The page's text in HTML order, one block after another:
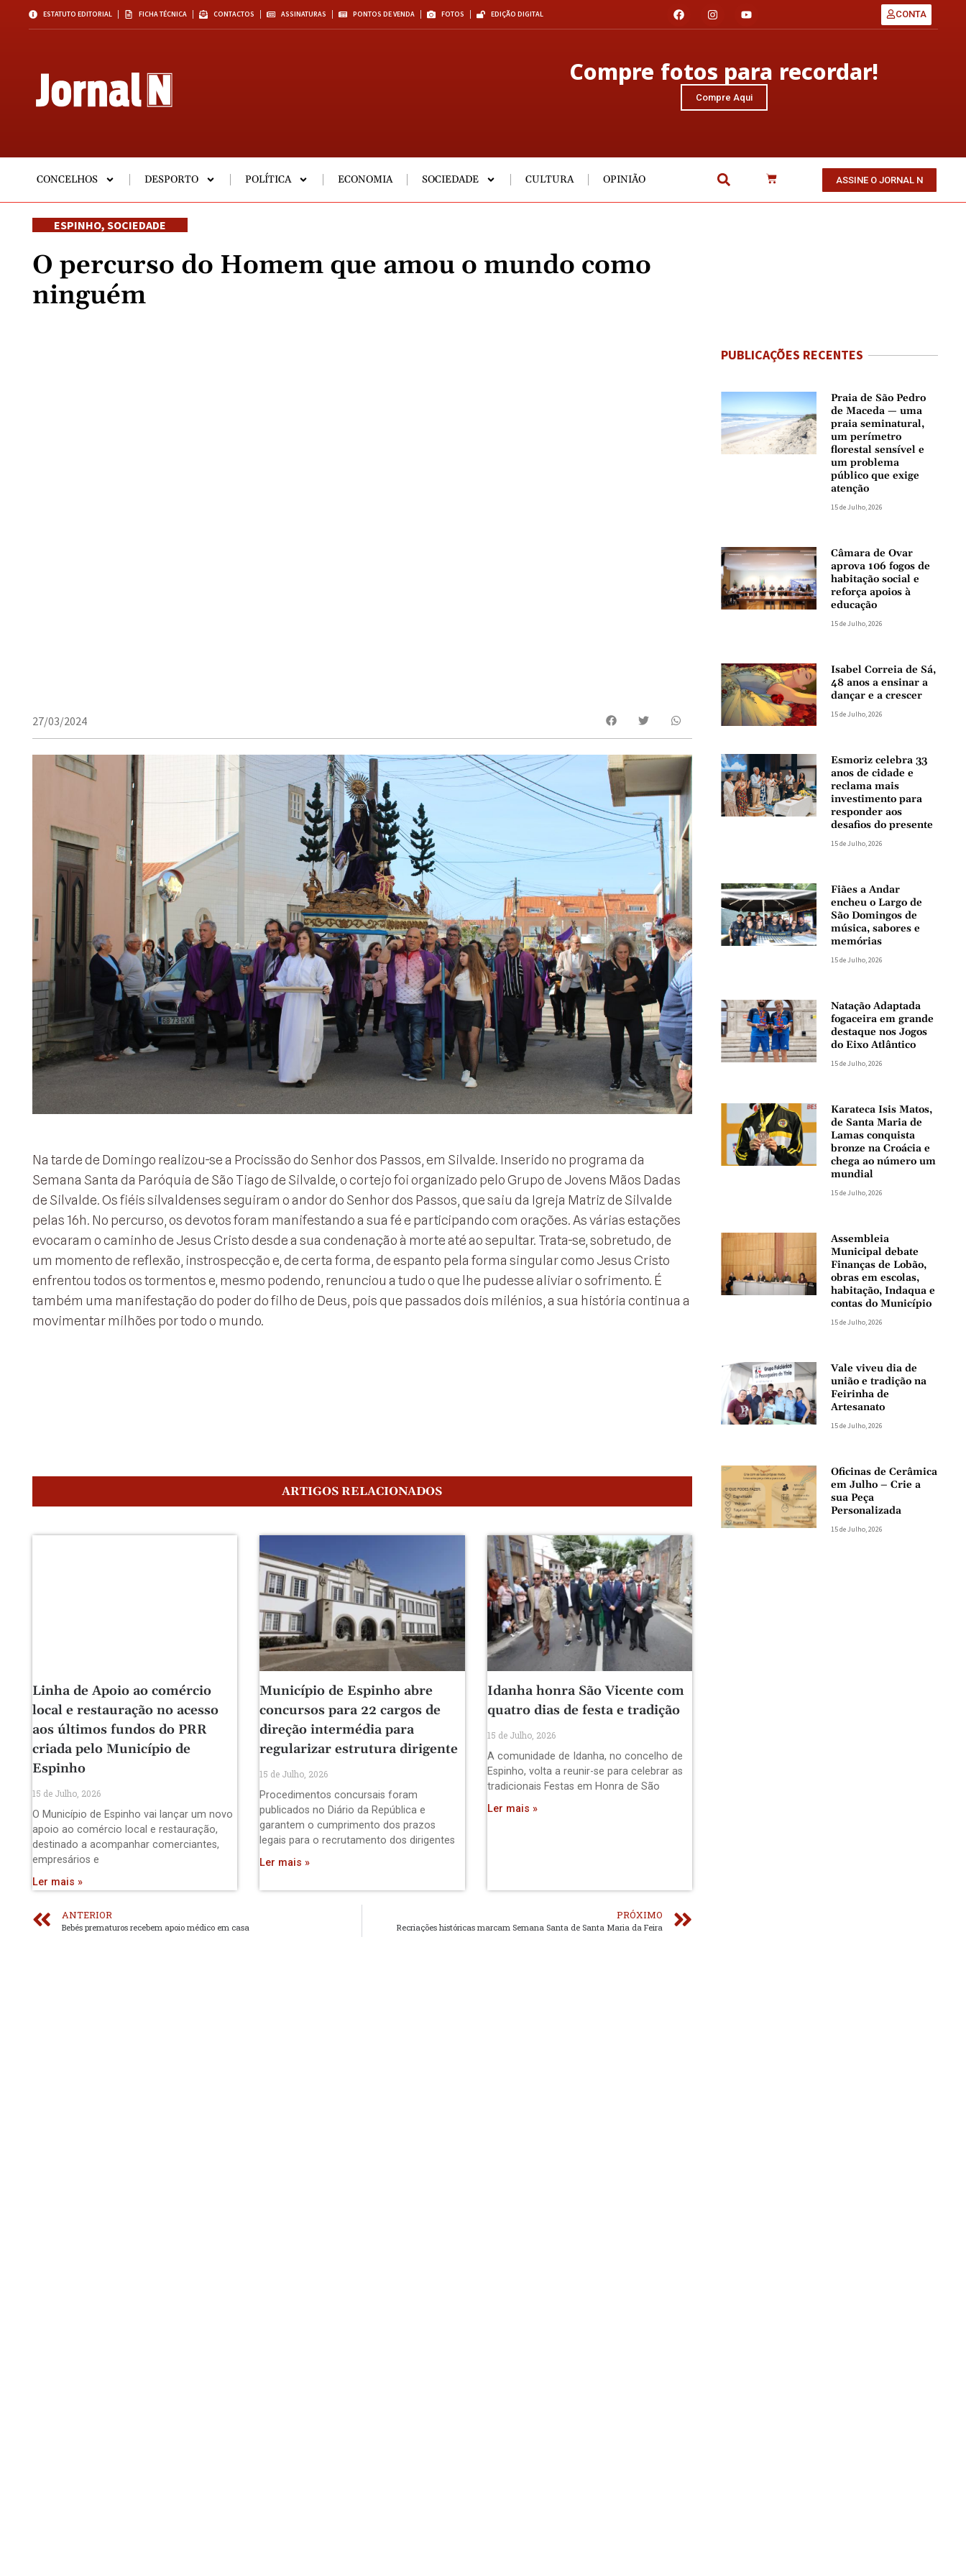
ESTATUTO EDITORIAL FICHA TÉCNICA CONTACTOS ASSINATURAS PONTOS DE VENDA FOTOS EDIÇÃO DIGITAL CONTA
Compre fotos para recordar!
Compre Aqui
CONCELHOS DESPORTO POLÍTICA ECONOMIA SOCIEDADE CULTURA OPINIÃO ASSINE O JORNAL N
ESPINHO, SOCIEDADE
O percurso do Homem que amou o mundo como
ninguém
27/03/2024
Na tarde de Domingo realizou-se a Procissão do Senhor dos Passos, em Silvalde. Inserido no programa da
Semana Santa da Paróquia de São Tiago de Silvalde, o cortejo foi organizado pelo Grupo de Jovens Mãos Dadas
de Silvalde. Os fiéis silvaldenses seguiram o andor do Senhor dos Passos, que saiu da Igreja Matriz de Silvalde
pelas 16h. No percurso, os devotos foram manifestando a sua fé e participando com orações. As várias estações
evocaram o caminho de Jesus Cristo desde a sua condenação à morte até ao sepultar. Trata-se, sobretudo, de
um momento de reflexão, instrospecção e, de certa forma, de espanto pela forma singular como Jesus Cristo
enfrentou todos os tormentos e, mesmo podendo, renunciou a tudo o que lhe pudesse aliviar o sofrimento. É
também uma manifestação do poder do filho de Deus, pois que passados dois milénios, a sua história continua a
movimentar milhões por todo o mundo.
ARTIGOS RELACIONADOS
Linha de Apoio ao comércio
local e restauração no acesso
aos últimos fundos do PRR
criada pelo Município de
Espinho
15 de Julho, 2026
O Município de Espinho vai lançar um novo
apoio ao comércio local e restauração,
destinado a acompanhar comerciantes,
empresários e
Ler mais »
Município de Espinho abre
concursos para 22 cargos de
direção intermédia para
regularizar estrutura dirigente
15 de Julho, 2026
Procedimentos concursais foram
publicados no Diário da República e
garantem o cumprimento dos prazos
legais para o recrutamento dos dirigentes
Ler mais »
Idanha honra São Vicente com
quatro dias de festa e tradição
15 de Julho, 2026
A comunidade de Idanha, no concelho de
Espinho, volta a reunir-se para celebrar as
tradicionais Festas em Honra de São
Ler mais »
ANTERIOR
Bebés prematuros recebem apoio médico em casa
PRÓXIMO
Recriações históricas marcam Semana Santa de Santa Maria da Feira
PUBLICAÇÕES RECENTES
Praia de São Pedro
de Maceda — uma
praia seminatural,
um perímetro
florestal sensível e
um problema
público que exige
atenção
15 de Julho, 2026
Câmara de Ovar
aprova 106 fogos de
habitação social e
reforça apoios à
educação
15 de Julho, 2026
Isabel Correia de Sá,
48 anos a ensinar a
dançar e a crescer
15 de Julho, 2026
Esmoriz celebra 33
anos de cidade e
reclama mais
investimento para
responder aos
desafios do presente
15 de Julho, 2026
Fiães a Andar
encheu o Largo de
São Domingos de
música, sabores e
memórias
15 de Julho, 2026
Natação Adaptada
fogaceira em grande
destaque nos Jogos
do Eixo Atlântico
15 de Julho, 2026
Karateca Isis Matos,
de Santa Maria de
Lamas conquista
bronze na Croácia e
chega ao número um
mundial
15 de Julho, 2026
Assembleia
Municipal debate
Finanças de Lobão,
obras em escolas,
habitação, Indaqua e
contas do Município
15 de Julho, 2026
Vale viveu dia de
união e tradição na
Feirinha de
Artesanato
15 de Julho, 2026
Oficinas de Cerâmica
em Julho – Crie a
sua Peça
Personalizada
15 de Julho, 2026